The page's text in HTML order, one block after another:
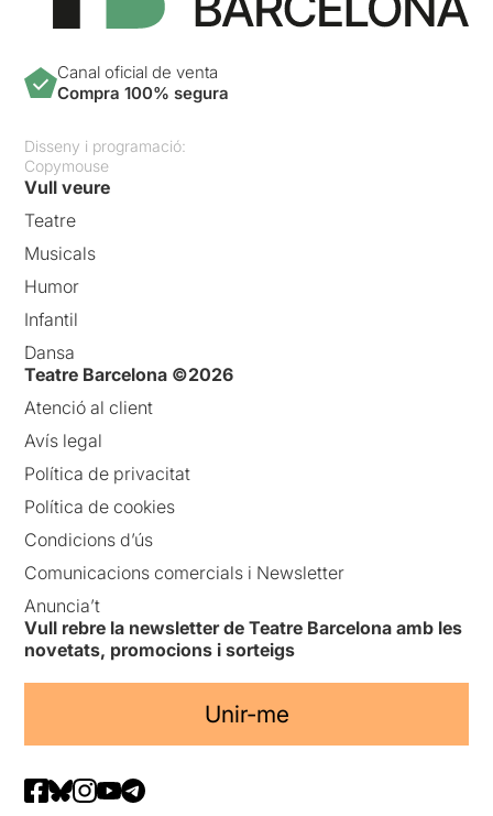
Canal oficial de venta
Compra 100% segura
Disseny i programació:
Copymouse
Vull veure
Teatre
Musicals
Humor
Infantil
Dansa
Teatre Barcelona ©2026
Atenció al client
Avís legal
Política de privacitat
Política de cookies
Condicions d’ús
Comunicacions comercials i Newsletter
Anuncia’t
Vull rebre la newsletter de Teatre Barcelona amb les
novetats, promocions i sorteigs
Unir-me